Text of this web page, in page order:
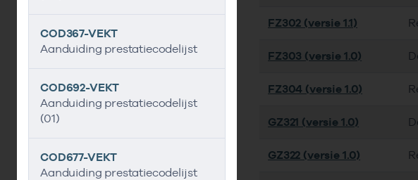
COD367-VEKT
Aanduiding prestatiecodelijst
COD692-VEKT
Aanduiding prestatiecodelijst
(01)
COD677-VEKT
Aanduiding prestatiecodelijst
FZ302 (versie 1.1)
FZ303 (versie 1.0)
FZ304 (versie 1.0)
GZ321 (versie 1.0)
GZ322 (versie 1.0)